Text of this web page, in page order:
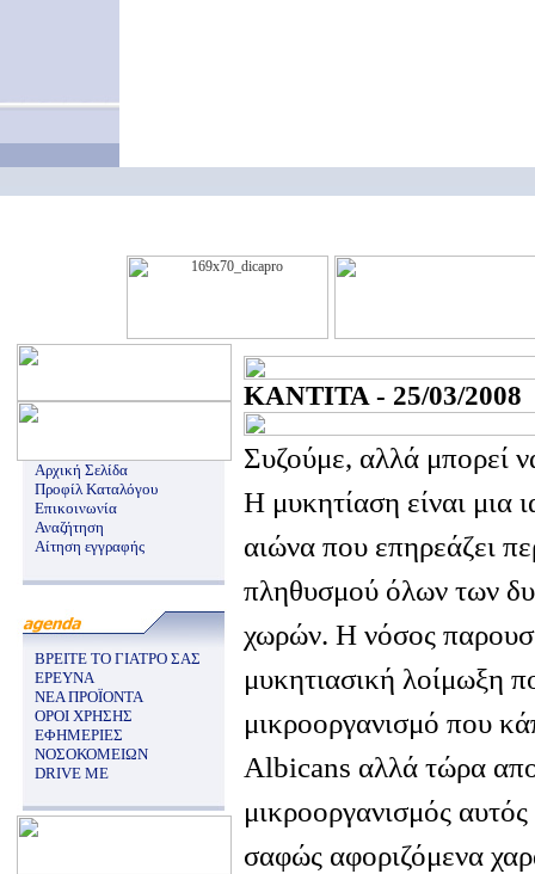
Αρχική Σελίδα
Προφίλ Καταλόγου
Επικοινωνία
Αναζήτηση
Αίτηση εγγραφής
ΒΡΕΙΤΕ ΤΟ ΓΙΑΤΡΟ ΣΑΣ
ΕΡΕΥΝΑ
ΝΕΑ ΠΡΟΪΟΝΤΑ
ΟΡΟΙ ΧΡΗΣΗΣ
ΕΦΗΜΕΡΙΕΣ
ΝΟΣΟΚΟΜΕΙΩΝ
DRIVE ME
ΚΑΝΤΙΤΑ - 25/03/2008
Συζούμε, αλλά μπορεί
Η μυκητίαση είναι μια
αιώνα που επηρεάζει
πληθυσμού όλων των
χωρών. Η νόσος
μυκητιασική λοίμωξη
μικροοργανισμό που
Albicans αλλά τώρα
μικροοργανισμός
σαφώς αφοριζόμενα